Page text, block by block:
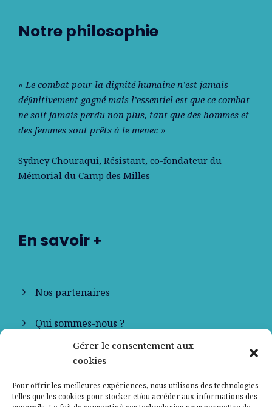
Gérer le consentement aux
cookies
Pour offrir les meilleures expériences, nous utilisons des technologies
telles que les cookies pour stocker et/ou accéder aux informations des
Notre philosophie
« Le combat pour la dignité humaine n’est jamais
déﬁnitivement gagné mais l’essentiel est que ce combat
ne soit jamais perdu non plus, tant que des hommes et
des femmes sont prêts à le mener. »
Sydney Chouraqui, Résistant, co-fondateur du
Mémorial du Camp des Milles
En savoir +
Nos partenaires
Qui sommes-nous ?
Contactez-nous
Mentions légales